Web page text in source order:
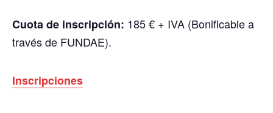
Cuota de inscripción: 185 € + IVA (Bonificable a
través de FUNDAE).
Inscripciones